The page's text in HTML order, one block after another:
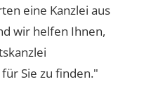
eine Kanzlei aus
wir helfen Ihnen,
Sie zu finden."